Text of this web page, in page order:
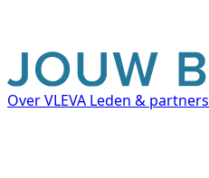
Over VLEVA Leden & partners